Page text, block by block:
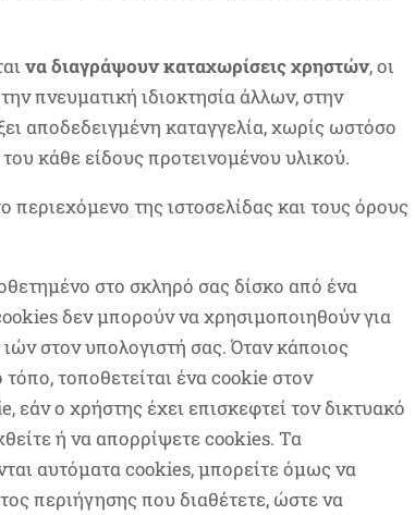
να διαγράψουν καταχωρίσειςχρηστών, οι
πνευματική ιδιοκτησία άλλων, στην
αποδεδειγμένη καταγγελία, χωρίς ωστόσο
κάθε είδους προτεινομένου υλικού.
περιεχόμενο της ιστοσελίδας και τους όρους
στο σκληρό σας δίσκο από ένα
δεν μπορούν να χρησιμοποιηθούν για
στον υπολογιστή σας. Όταν κάποιος
τοποθετείται ένα cookie στον
εάν ο χρήστης έχει επισκεφτεί τον δικτυακό
ή να απορρίψετε cookies. Τα
αυτόματα cookies, μπορείτε όμως να
περιήγησης που διαθέτετε, ώστε να